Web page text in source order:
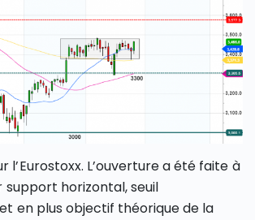
l’Eurostoxx. L’ouverture a été faite à
support horizontal, seuil
en plus objectif théorique de la